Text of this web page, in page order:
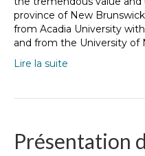
province of New
from Acadia University
and from the University of
Lire la suite
Présentation